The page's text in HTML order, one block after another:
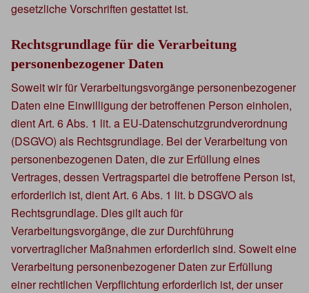
gesetzliche Vorschriften gestattet ist.
Rechtsgrundlage für die Verarbeitung
personenbezogener Daten
Soweit wir für Verarbeitungsvorgänge personenbezogener
Daten eine Einwilligung der betroffenen Person einholen,
dient Art. 6 Abs. 1 lit. a EU-Datenschutzgrundverordnung
(DSGVO) als Rechtsgrundlage. Bei der Verarbeitung von
personenbezogenen Daten, die zur Erfüllung eines
Vertrages, dessen Vertragspartei die betroffene Person ist,
erforderlich ist, dient Art. 6 Abs. 1 lit. b DSGVO als
Rechtsgrundlage. Dies gilt auch für
Verarbeitungsvorgänge, die zur Durchführung
vorvertraglicher Maßnahmen erforderlich sind. Soweit eine
Verarbeitung personenbezogener Daten zur Erfüllung
einer rechtlichen Verpflichtung erforderlich ist, der unser